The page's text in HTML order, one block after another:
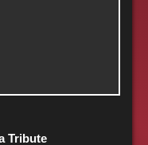
Tribute